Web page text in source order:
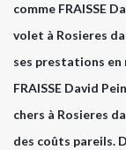
comme FRAISSE
volet à Rosieres
ses prestations
FRAISSE David
chers à Rosieres
des coûts pareils.